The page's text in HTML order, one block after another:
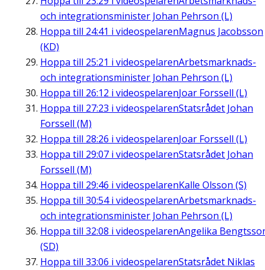
och integrationsminister Johan Pehrson (L)
Hoppa till 24:41 i videospelarenMagnus Jacobsson
(KD)
Hoppa till 25:21 i videospelarenArbetsmarknads-
och integrationsminister Johan Pehrson (L)
Hoppa till 26:12 i videospelarenJoar Forssell (L)
Hoppa till 27:23 i videospelarenStatsrådet Johan
Forssell (M)
Hoppa till 28:26 i videospelarenJoar Forssell (L)
Hoppa till 29:07 i videospelarenStatsrådet Johan
Forssell (M)
Hoppa till 29:46 i videospelarenKalle Olsson (S)
Hoppa till 30:54i videospelarenArbetsmarknads-
och integrationsminister Johan Pehrson (L)
Hoppa till 32:08 i videospelarenAngelika
(SD)
Hoppa till 33:06 i videospelarenStatsrådet Niklas